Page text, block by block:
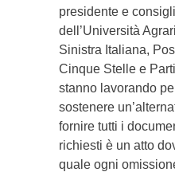
presidente e
dell’Università
Sinistra Italiana,
Cinque Stelle e
stanno lavorando
sostenere
fornire tutti i
richiesti è un atto
quale ogni